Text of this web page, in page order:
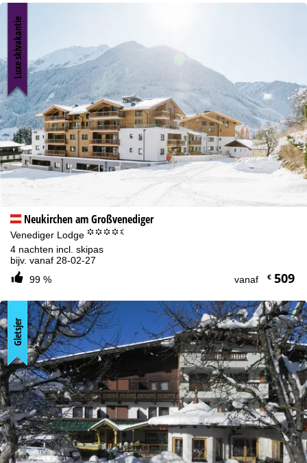
Neukirchen am Großvenediger
Venediger Lodge °°°°.
4 nachten incl. skipas
bijv. vanaf 28-02-27
99 %
vanaf €509
Luxe skivakantie
Gletsjer